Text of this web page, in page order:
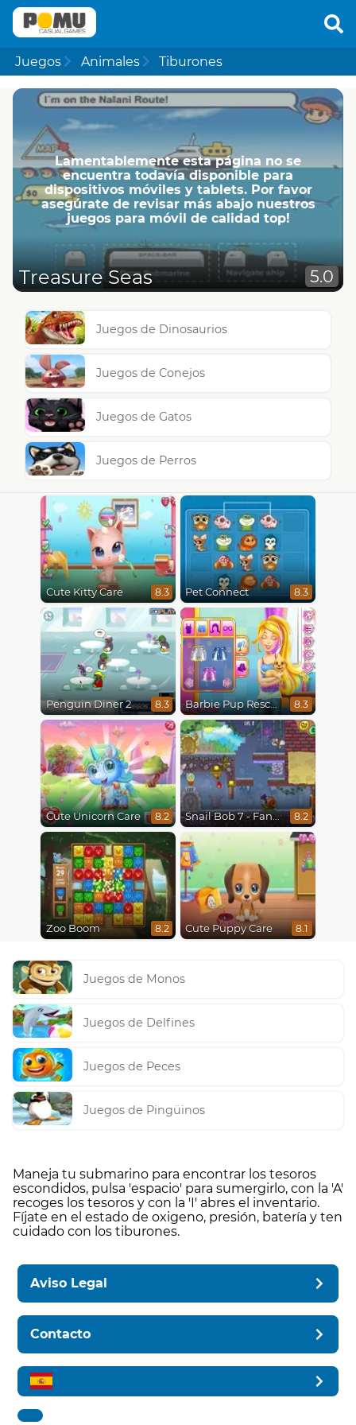
Juegos Animales Tiburones
Lamentablemente esta página no se
encuentra todavía disponible para
dispositivos móviles y tablets. Por favor
asegúrate de revisar más abajo nuestros
juegos para móvil de calidad top!
Treasure Seas 5.0
Juegos de Dinosaurios
Juegos de Conejos
Juegos de Gatos
Juegos de Perros
Cute Kitty Care 8.3 Pet Connect 8.3
Penguin Diner 2 8.3 Barbie Pup Rescue 8.3
Cute Unicorn Care 8.2 Snail Bob 7 - Fantasy Story 8.2
Zoo Boom 8.2 Cute Puppy Care 8.1
Juegos de Monos
Juegos de Delfines
Juegos de Peces
Juegos de Pingüinos
Maneja tu submarino para encontrar los tesoros
escondidos, pulsa 'espacio' para sumergirlo, con la 'A'
recoges los tesoros y con la 'I' abres el inventario.
Fíjate en el estado de oxigeno, presión, batería y ten
cuidado con los tiburones.
Aviso Legal
Contacto